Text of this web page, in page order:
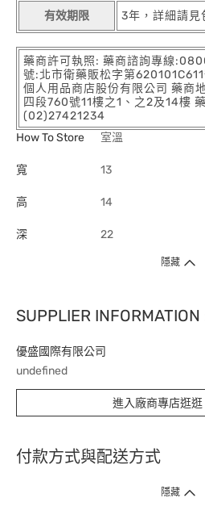
有效期限 3年，詳細請見
藥商許可執照: 藥商諮詢專線
號:北市衛藥販松字第
個人用品商店股份有限公司 藥商
四段760號11樓之1、之2及14樓
(02)27421234
How To Store
室溫
寬 13
高 14
深 22
隱藏
SUPPLIER
優盛國際有限公司
undefined
進入廠商專店逛
付款方式與配送方式
隱藏